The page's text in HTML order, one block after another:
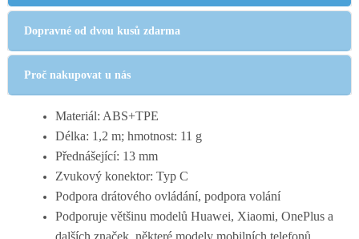
Dopravné od dvou kusů zdarma
Proč nakupovat u nás
Materiál: ABS+TPE
Délka: 1,2 m; hmotnost: 11 g
Přednášející: 13 mm
Zvukový konektor: Typ C
Podpora drátového ovládání, podpora volání
Podporuje většinu modelů Huawei, Xiaomi, OnePlus a
dalších značek, některé modely mobilních telefonů